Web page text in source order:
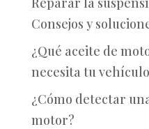
Consejos y
¿Qué aceite de
necesita tu
¿Cómo detectar
motor?